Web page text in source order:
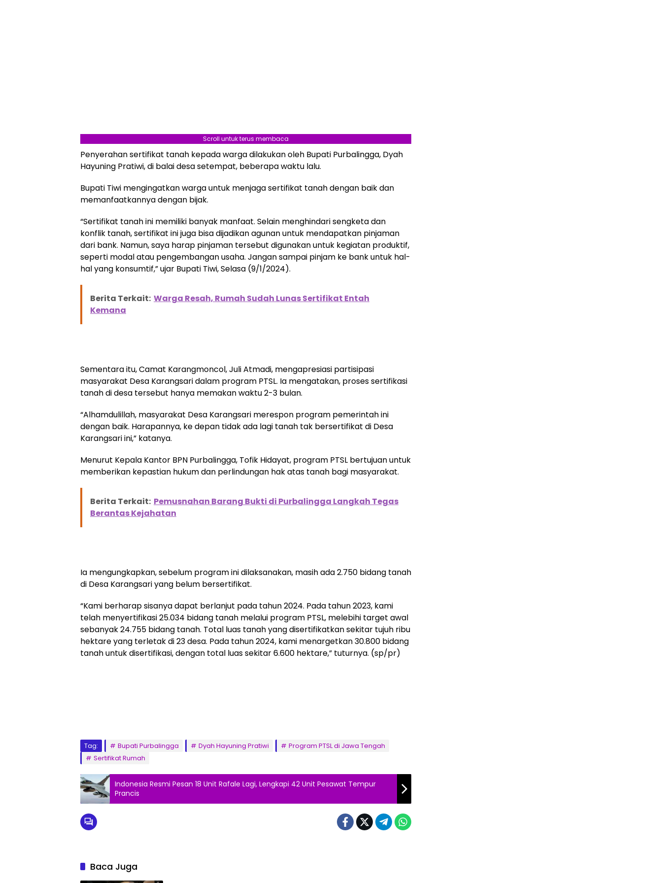
Scroll untuk terus membaca
Penyerahan sertifikat tanah kepada warga dilakukan oleh Bupati Purbalingga, Dyah
Hayuning Pratiwi, di balai desa setempat, beberapa waktu lalu.
Bupati Tiwi mengingatkan warga untuk menjaga sertifikat tanah dengan baik dan
memanfaatkannya dengan bijak.
“Sertifikat tanah ini memiliki banyak manfaat. Selain menghindari sengketa dan
konflik tanah, sertifikat ini juga bisa dijadikan agunan untuk mendapatkan pinjaman
dari bank. Namun, saya harap pinjaman tersebut digunakan untuk kegiatan produktif,
seperti modal atau pengembangan usaha. Jangan sampai pinjam ke bank untuk hal-
hal yang konsumtif,” ujar Bupati Tiwi, Selasa (9/1/2024).
Berita Terkait: Warga Resah, Rumah Sudah Lunas Sertifikat Entah
Kemana
Sementara itu, Camat Karangmoncol, Juli Atmadi, mengapresiasi partisipasi
masyarakat Desa Karangsari dalam program PTSL. Ia mengatakan, proses sertifikasi
tanah di desa tersebut hanya memakan waktu 2-3 bulan.
“Alhamdulillah, masyarakat Desa Karangsari merespon program pemerintah ini
dengan baik. Harapannya, ke depan tidak ada lagi tanah tak bersertifikat di Desa
Karangsari ini,” katanya.
Menurut Kepala Kantor BPN Purbalingga, Tofik Hidayat, program PTSL bertujuan untuk
memberikan kepastian hukum dan perlindungan hak atas tanah bagi masyarakat.
Berita Terkait: Pemusnahan Barang Bukti di Purbalingga Langkah Tegas
Berantas Kejahatan
Ia mengungkapkan, sebelum program ini dilaksanakan, masih ada 2.750 bidang tanah
di Desa Karangsari yang belum bersertifikat.
“Kami berharap sisanya dapat berlanjut pada tahun 2024. Pada tahun 2023, kami
telah menyertifikasi 25.034 bidang tanah melalui program PTSL, melebihi target awal
sebanyak 24.755 bidang tanah. Total luas tanah yang disertifikatkan sekitar tujuh ribu
hektare yang terletak di 23 desa. Pada tahun 2024, kami menargetkan 30.800 bidang
tanah untuk disertifikasi, dengan total luas sekitar 6.600 hektare,” tuturnya. (sp/pr)
Tag: Bupati Purbalingga Dyah Hayuning Pratiwi
Program PTSL di Jawa Tengah
Sertifikat Rumah
Indonesia Resmi Pesan 18 Unit Rafale Lagi, Lengkapi 42 Unit Pesawat Tempur
Prancis
Baca Juga